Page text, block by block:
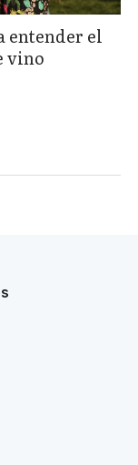
entender el
vino